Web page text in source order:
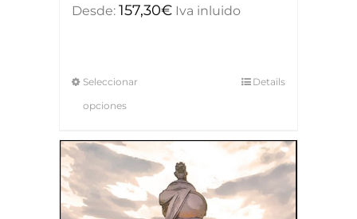
Desde: 157,30€ Iva inluido
Seleccionar
opciones
Details